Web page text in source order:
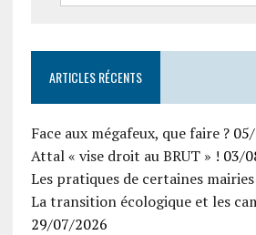
ARTICLES RÉCENTS
Face aux mégafeux, que faire ?
Attal « vise droit au BRUT » ! 03/
Les pratiques de certaines
La transition écologique et les
29/07/2026